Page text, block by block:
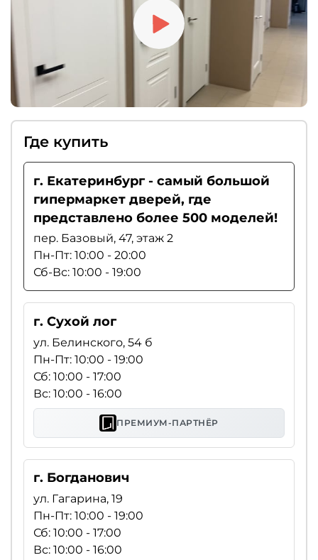
Где купить
г. Екатеринбург - самый большой
гипермаркет дверей, где
представлено более 500 моделей!
пер. Базовый, 47, этаж 2
Пн-Пт: 10:00 - 20:00
Сб-Вс: 10:00 - 19:00
г. Сухой лог
ул. Белинского, 54 б
Пн-Пт: 10:00 - 19:00
Сб: 10:00 - 17:00
Вс: 10:00 - 16:00
ПРЕМИУМ-ПАРТНЁР
г. Богданович
ул. Гагарина, 19
Пн-Пт: 10:00 - 19:00
Сб: 10:00 - 17:00
Вс: 10:00 - 16:00